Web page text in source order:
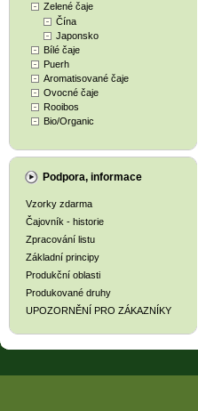
Zelené čaje
Čína
Japonsko
Bílé čaje
Puerh
Aromatisované čaje
Ovocné čaje
Rooibos
Bio/Organic
Podpora, informace
Vzorky zdarma
Čajovník - historie
Zpracování listu
Základní principy
Produkční oblasti
Produkované druhy
UPOZORNĚNÍ PRO ZÁKAZNÍKY